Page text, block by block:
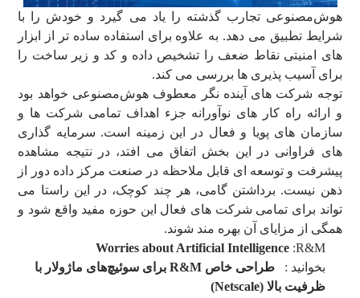
هوش‌مصنوعی تجارب گذشته را یاد می گیرد و خودش را با
شرایط تطبیق می دهد. به علاوه برای استفاده ساده تر از ابزار
های امنیتی نقاط ضعف را تشخیص داده و کد و زیر ساخت را
برای آسیب پذیری ها بررسی می کند.
توجه شرکت های آینده نگر معطوف هوش‌مصنوعی خواهد بود
و ارائه راه کار های نوآورانه جزء اهداف تمامی شرکت ها و
سازمان های پویا و فعال در این زمینه است. سرمایه گذاری
های فراوانی در این بخش اتفاق می افتد، در نتیجه مشاهده
پیشرفت و توسعه ای قابل ملاحظه در صنعت مرکز داده دور از
ذهن نیست. برداشتن گامی، هر چند کوچک، در این راستا می
تواند برای تمامی شرکت های فعال این حوزه مفید واقع شود و
همگی از مزایای آن بهره مند شوند.
Worries about Artificial Intelligence :R&M
بخوانید :
طراحی خاص R&M برای سوئیچ‌های ماژولار با
ظرفیت بالا (Netscale)